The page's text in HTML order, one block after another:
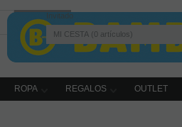
Invitado
MI CESTA 0 artículos
ROPA REGALOS OUTLET